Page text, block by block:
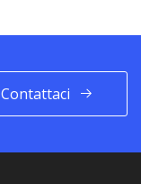
Contattaci